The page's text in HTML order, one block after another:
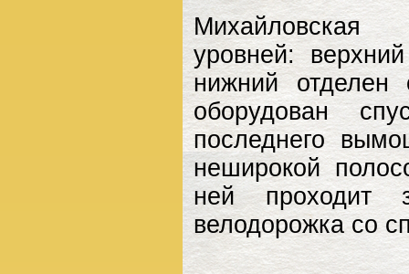
уровней:
нижний отделен
оборудован
последнего
неширокой
ней проходит
велодорожка со